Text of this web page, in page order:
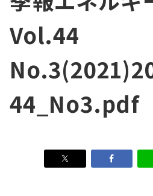
Vol.44
44_No3.pdf